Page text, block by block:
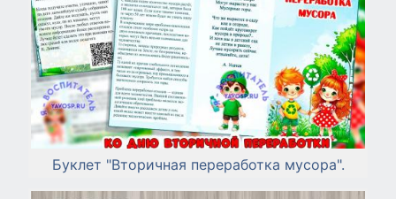
Буклет "Вторичная переработка мусора".